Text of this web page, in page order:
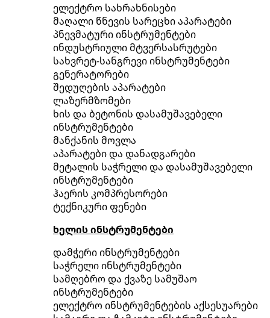
ელექტრო სახრახნისები
მაღალი წნევის სარეცხი აპარატები
პნევმატური ინსტრუმენტები
ინდუსტრიული მტვერსასრუტები
სახვრეტ-სანგრევი ინსტრუმენტები
გენერატორები
შედუღების აპარატები
ლაზერმზომები
ხის და ბეტონის დასამუშავებელი
ინსტრუმენტები
მანქანის მოვლა
აპარატები და დანადგარები
მეტალის საჭრელი და დასამუშავებელი
ინსტრუმენტები
ჰაერის კომპრესორები
ტექნიკური ფენები
ხელის ინსტრუმენტები
დამჭერი ინსტრუმენტები
საჭრელი ინსტრუმენტები
სამღებრო და ქვაზე სამუშაო
ინსტრუმენტები
ელექტრო ინსტრუმენტების აქსესუარები